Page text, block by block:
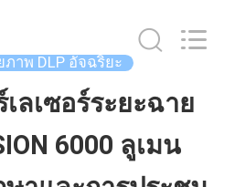
ภาพ DLP อัจฉริยะ
ลเซอร์ระยะฉาย
6000 ลูเมน